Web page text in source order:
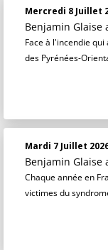
Mercredi 8 Juillet
Benjamin Glaise
Face à l'incendie
des Pyrénées-
Mardi 7 Juillet
Benjamin Glaise
Chaque année en
victimes du